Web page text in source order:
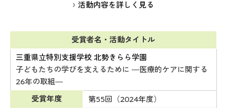
活動内容を詳しく見る
受賞者名・活動タイトル
三重県立特別支援学校 北勢きらら学園
子どもたちの学びを支えるために ―医療的ケアに関する
26年の取組―
受賞年度
第55回（2024年度）